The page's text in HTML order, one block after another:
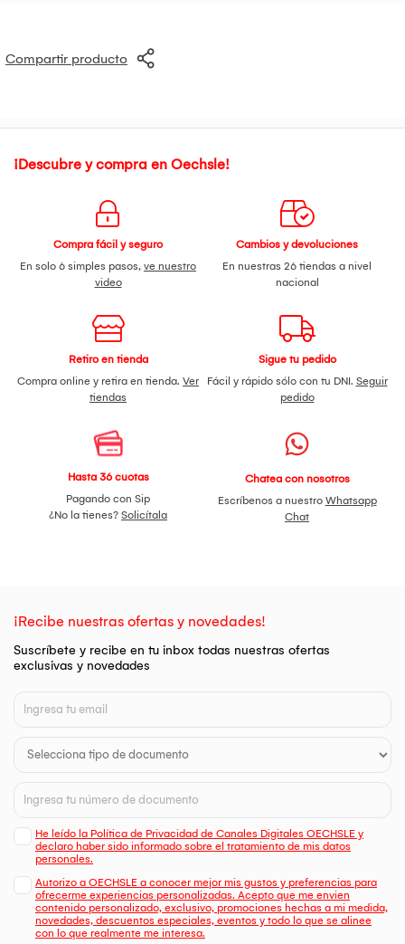
Compartir producto
¡Descubre y compra en Oechsle!
Compra fácil y seguro
En solo 6 simples pasos, ve nuestro
video
Cambios y devoluciones
En nuestras 26 tiendas a nivel
nacional
Retiro en tienda
Compra online y retira en tienda. Ver
tiendas
Sigue tu pedido
Fácil y rápido sólo con tu DNI. Seguir
pedido
Hasta 36 cuotas
Pagando con Sip
¿No la tienes? Solicítala
Chatea con nosotros
Escríbenos a nuestro Whatsapp
Chat
¡Recibe nuestras ofertas y novedades!
Suscríbete y recibe en tu inbox todas nuestras ofertas
exclusivas y novedades
He leído la Política de Privacidad de Canales Digitales OECHSLE y
declaro haber sido informado sobre el tratamiento de mis datos
personales.
Autorizo a OECHSLE a conocer mejor mis gustos y preferencias para
ofrecerme experiencias personalizadas. Acepto que me envien
contenido personalizado, exclusivo, promociones hechas a mi medida,
novedades, descuentos especiales, eventos y todo lo que se alinee
con lo que realmente me interesa.